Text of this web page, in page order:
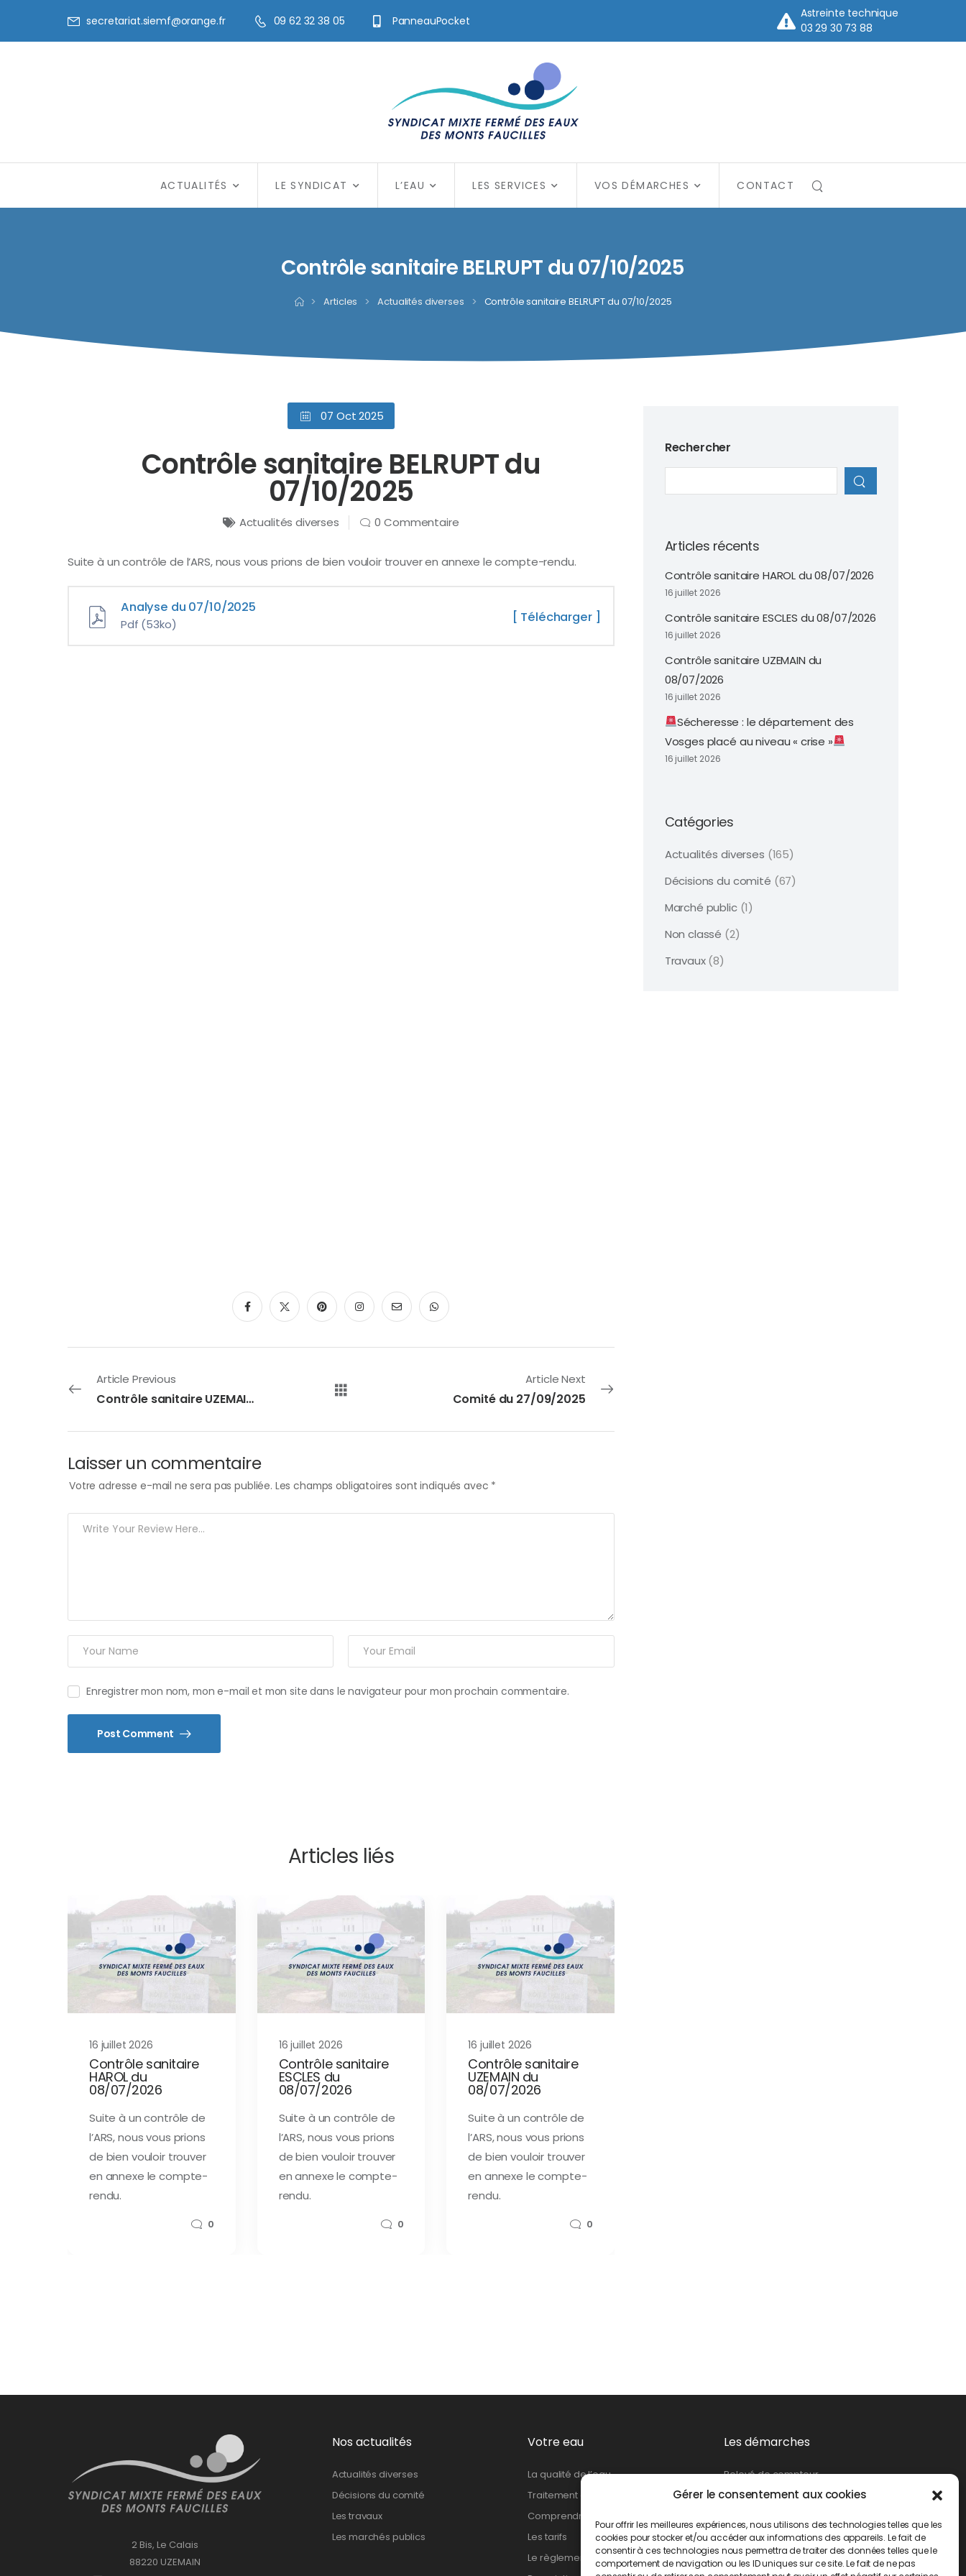
Gérer le consentement aux cookies
Pour offrir les meilleures expériences, nous utilisons des technologies telles que les
cookies pour stocker et/ou accéder aux informations des appareils. Le fait de
consentir à ces technologies nous permettra de traiter des données telles que le
comportement de navigation ou les ID uniques sur ce site. Le fait de ne pas
secretariat.siemf@orange.fr 09 62 32 38 05 PanneauPocket
Astreinte technique
03 29 30 73 88
ACTUALITÉS LE SYNDICAT L’EAU LES SERVICES VOS DÉMARCHES CONTACT
Contrôle sanitaire BELRUPT du 07/10/2025
> Articles > Actualités diverses > Contrôle sanitaire BELRUPT du 07/10/2025
Rechercher
Articles récents
Contrôle sanitaire HAROL du 08/07/2026
16 juillet 2026
Contrôle sanitaire ESCLES du 08/07/2026
16 juillet 2026
Contrôle sanitaire UZEMAIN du
08/07/2026
16 juillet 2026
Sécheresse : le département des
Vosges placé au niveau « crise »
16 juillet 2026
Catégories
Actualités diverses (165)
Décisions du comité (67)
Marché public(1)
Non classé (2)
Travaux(8)
07 Oct 2025
Contrôle sanitaire BELRUPT du
07/10/2025
Actualités diverses 0 Commentaire
Suite à un contrôle de l’ARS, nous vous prions de bien vouloir trouver en annexe le compte-rendu.
Analyse du 07/10/2025
Pdf (53ko) [ Télécharger ]
Article Previous
Contrôle sanitaire UZEMAIN du 23/09/2025
Article Next
Comité du 27/09/2025
Laisser un commentaire
Votre adresse e-mail ne sera pas publiée. Les champs obligatoires sont indiqués avec *
Enregistrer mon nom, mon e-mail et mon site dans le navigateur pour mon prochain commentaire.
Post Comment
Articles liés
16 juillet 2026
Contrôle sanitaire
HAROL du
08/07/2026
Suite à un contrôle de
l’ARS, nous vous prions
de bien vouloir trouver
en annexe le compte-
rendu.
0
16 juillet 2026
Contrôle sanitaire
ESCLES du
08/07/2026
Suite à un contrôle de
l’ARS, nous vous prions
de bien vouloir trouver
en annexe le compte-
rendu.
0
16 juillet 2026
Contrôle sanitaire
UZEMAIN du
08/07/2026
Suite à un contrôle de
l’ARS, nous vous prions
de bien vouloir trouver
en annexe le compte-
rendu.
0
2 Bis, Le Calais
88220 UZEMAIN
Nos actualités
Actualités diverses
Décisions du comité
Les travaux
Les marchés publics
Votre eau
La qualité de l’eau
Traitement de l’eau
Comprendre ma facture
Les tarifs
Le règlement
Les démarches
Relevé de compteur
Création de branchement
Changement de propriétaire
Demande d’abonnement